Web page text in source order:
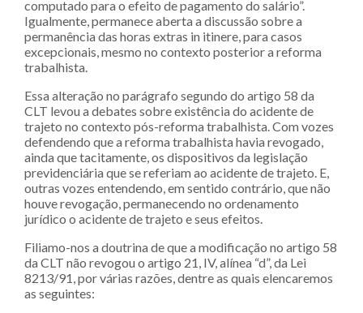
computado para o efeito de pagamento do salário”.
Igualmente, permanece aberta a discussão sobre a
permanência das horas extras in itinere, para casos
excepcionais, mesmo no contexto posterior a reforma
trabalhista.
Essa alteração no parágrafo segundo do artigo 58 da
CLT levou a debates sobre existência do acidente de
trajeto no contexto pós-reforma trabalhista. Com vozes
defendendo que a reforma trabalhista havia revogado,
ainda que tacitamente, os dispositivos da legislação
previdenciária que se referiam ao acidente de trajeto. E,
outras vozes entendendo, em sentido contrário, que não
houve revogação, permanecendo no ordenamento
jurídico o acidente de trajeto e seus efeitos.
Filiamo-nos a doutrina de que a modificação no artigo 58
da CLT não revogou o artigo 21, IV, alínea “d”, da Lei
8213/91, por várias razões, dentre as quais elencaremos
as seguintes: